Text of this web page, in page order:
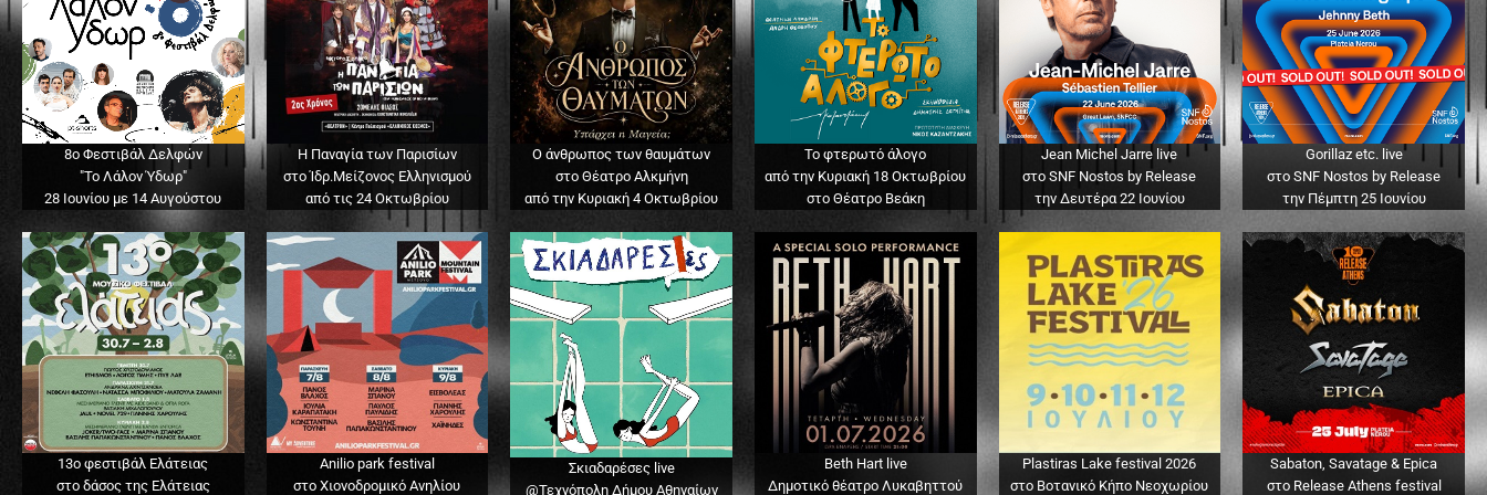
8ο Φεστιβάλ Δελφών
"Το Λάλον Ύδωρ"
28 Ιουνίου με 14 Αυγούστου
Η Παναγία των Παρισίων
στο Ίδρ.Μείζονος Ελληνισμού
από τις 24 Οκτωβρίου
Ο άνθρωπος των θαυμάτων
στο Θέατρο Αλκμήνη
από την Κυριακή 4 Οκτωβρίου
Το φτερωτό άλογο
από την Κυριακή 18 Οκτωβρίου
στο Θέατρο Βεάκη
Jean Michel Jarre live
στο SNF Nostos by Release
την Δευτέρα 22 Ιουνίου
Gorillaz etc. live
στο SNF Nostos by Release
την Πέμπτη 25 Ιουνίου
13o φεστιβάλ Ελάτειας
στο δάσος της Ελάτειας
Anilio park festival
στο Χιονοδρομικό Ανηλίου
Σκιαδαρέσες live
@Τεχνόπολη Δήμου Αθηναίων
Beth Hart live
Δημοτικό θέατρο Λυκαβηττού
Plastiras Lake festival 2026
στο Βοτανικό Κήπο Νεοχωρίου
Sabaton, Savatage & Epica
στο Release Athens festival